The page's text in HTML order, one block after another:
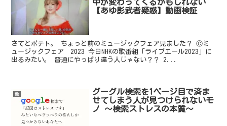
中が変わってくるかもしれない
【あゆ影武者疑惑】動画検証
さてとポテト。 ちょっと前のミュージックフェア見ました？ Ⓒミ
ュージックフェア 2023 今日NHKの歌番組「ライブエール2023」に
出るみたい。 普通にやっぱり違う人じゃない？？ 2...
他
グーグル検索を1ページ目で済ま
せてしまう人が見つけられないモ
ノ ～検索ストレスの本質～